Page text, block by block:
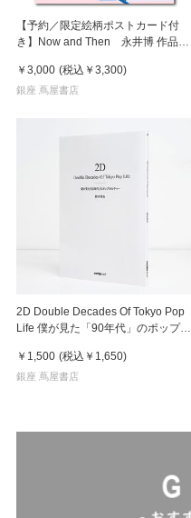
【予約／限定絵柄ポストカード付
き】Now and Then 永井博 作品
￥3,000 (税込 ￥3,300)
銀座 蔦屋書店
2D Double Decades Of Tokyo Pop
Life 僕が見た「90年代」のポップカ
￥1,500 (税込 ￥1,650)
銀座 蔦屋書店